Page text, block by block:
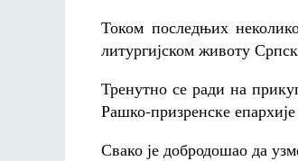
Током последњих
литургијском животу
Тренутно се ради на
Рашко-призренске
Свако је добродошао да